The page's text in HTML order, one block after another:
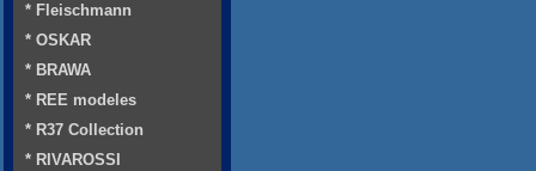
* Fleischmann
* OSKAR
* BRAWA
* REE modeles
* R37 Collection
* RIVAROSSI